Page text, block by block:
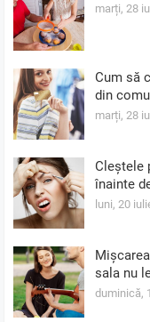
marți, 28
Cum să
din
marți, 28
Cleștele
înainte
luni, 20
sala nu
duminică,